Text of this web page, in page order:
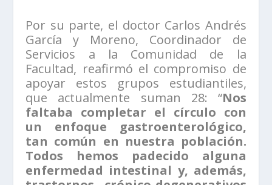
Por su parte, el doctor Carlos Andrés
García y Moreno, Coordinador de
Servicios a la Comunidad de la
Facultad, reafirmó el compromiso de
apoyar estos grupos estudiantiles,
que actualmente suman 28: “Nos
faltaba completar el círculo con
un enfoque gastroenterológico,
tan común en nuestra población.
Todos hemos padecido alguna
enfermedad intestinal y, además,